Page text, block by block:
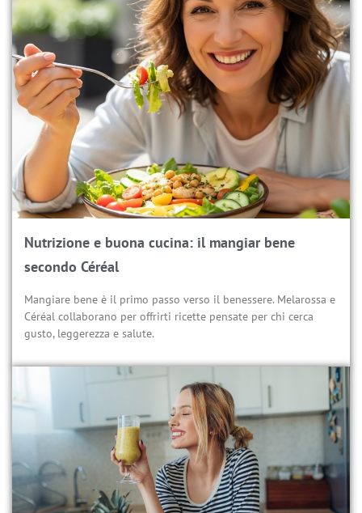
Nutrizione e buona cucina: il mangiar bene
secondo Céréal
Mangiare bene è il primo passo verso il benessere. Melarossa e
Céréal collaborano per offrirti ricette pensate per chi cerca
gusto, leggerezza e salute.